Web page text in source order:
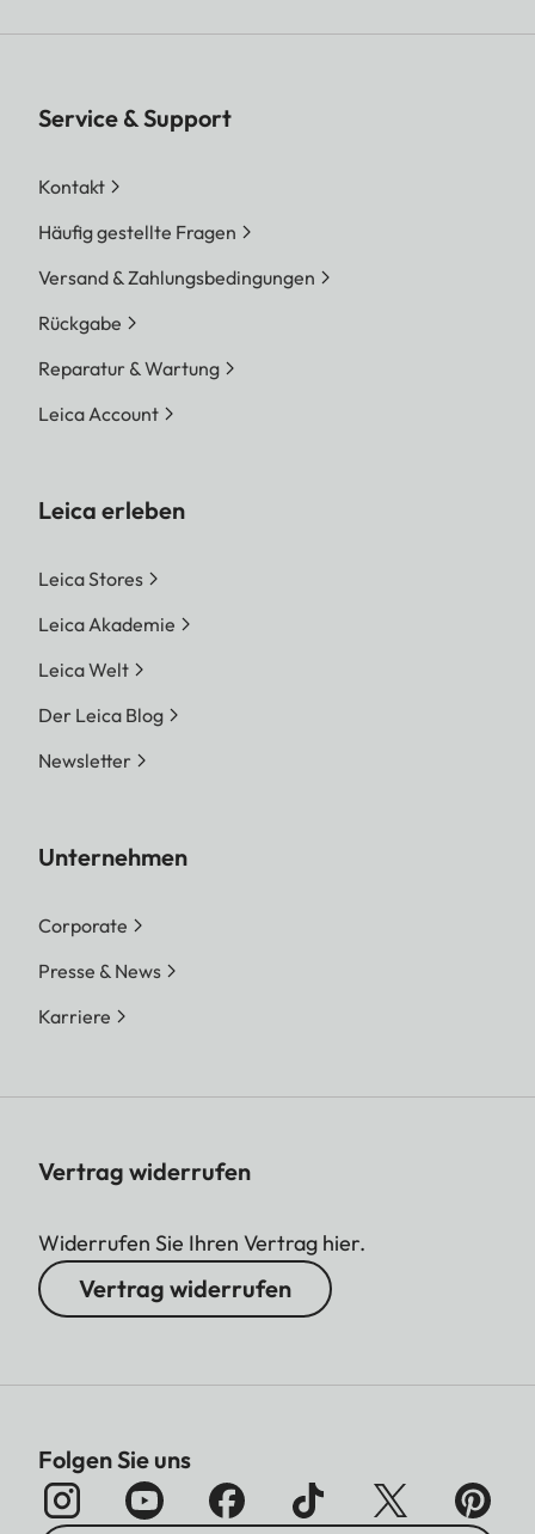
Service & Support
Kontakt
Häufig gestellte Fragen
Versand & Zahlungsbedingungen
Rückgabe
Reparatur & Wartung
Leica Account
Leica erleben
Leica Stores
Leica Akademie
Leica Welt
Der Leica Blog
Newsletter
Unternehmen
Corporate
Presse & News
Karriere
Vertrag widerrufen
Widerrufen Sie Ihren Vertrag hier.
Vertrag widerrufen
Folgen Sie uns